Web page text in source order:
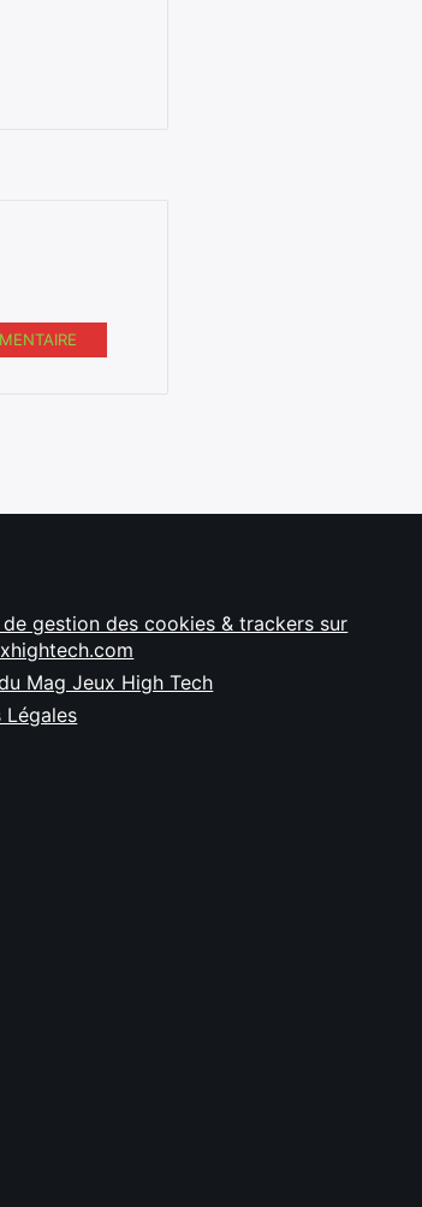
gestion des cookies & trackers sur
Mag Jeux High Tech
Légales